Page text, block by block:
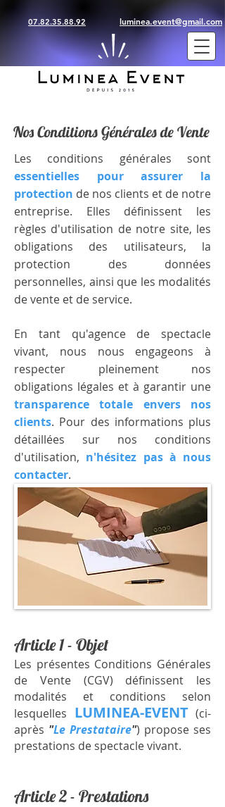
07.82.35.88.92 luminea.event@gmail.com
Nos Conditions Générales de Vente
Les conditions générales sont
essentielles pour assurer la
protection de nos clients et de notre
entreprise. Elles définissent les
règles d'utilisation de notre site, les
obligations des utilisateurs, la
protection des données
personnelles, ainsi que les modalités
de vente et de service.
En tant qu'agence de spectacle
vivant, nous nous engageons à
respecter pleinement nos
obligations légales et à garantir une
transparence totale envers nos
clients. Pour des informations plus
détaillées sur nos conditions
d'utilisation, n'hésitez pas à nous
contacter.
Article 1 - Objet
Les présentes Conditions Générales
de Vente (CGV) définissent les
modalités et conditions selon
lesquelles LUMINEA-EVENT(ci-
après "Le Prestataire") propose ses
prestations de spectacle vivant.
Article 2 - Prestations